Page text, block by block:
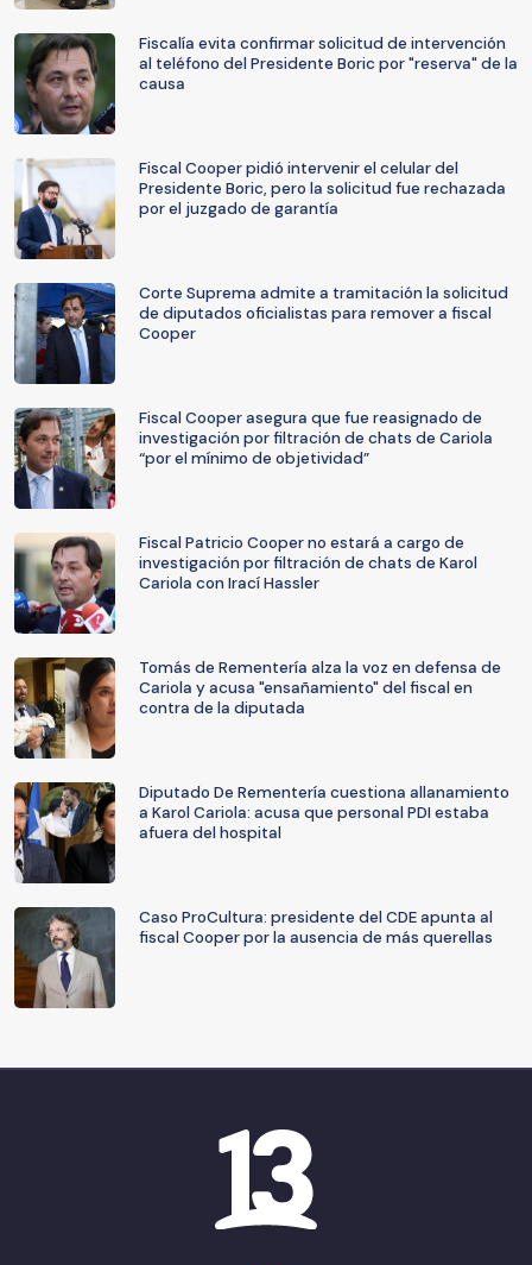
Fiscalía evita confirmar solicitud de intervención
al teléfono del Presidente Boric por "reserva" de la
causa
Fiscal Cooper pidió intervenir el celular del
Presidente Boric, pero la solicitud fue rechazada
por el juzgado de garantía
Corte Suprema admite a tramitación la solicitud
de diputados oficialistas para remover a fiscal
Cooper
Fiscal Cooper asegura que fue reasignado de
investigación por filtración de chats de Cariola
“por el mínimo de objetividad”
Fiscal Patricio Cooper no estará a cargo de
investigación por filtración de chats de Karol
Cariola con Irací Hassler
Tomás de Rementería alza la voz en defensa de
Cariola y acusa "ensañamiento" del fiscal en
contra de la diputada
Diputado De Rementería cuestiona allanamiento
a Karol Cariola: acusa que personal PDI estaba
afuera del hospital
Caso ProCultura: presidente del CDE apunta al
fiscal Cooper por la ausencia de más querellas